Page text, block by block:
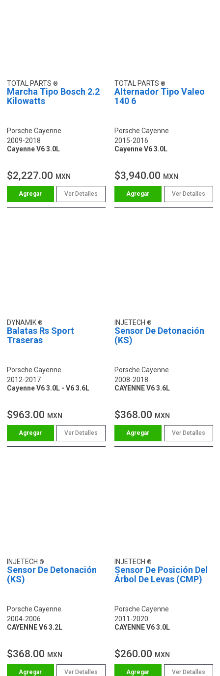
TOTAL PARTS
Marcha Tipo Bosch 2.2
Kilowatts
Porsche Cayenne
2009-2018
Cayenne V6 3.0L
$2,227.00 MXN
Ver Detalles
TOTAL PARTS
Alternador Tipo Valeo
140 6
Porsche Cayenne
2015-2016
Cayenne V6 3.0L
$3,940.00 MXN
Ver Detalles
DYNAMIK
Balatas Rs Sport
Traseras
Porsche Cayenne
2012-2017
Cayenne V6 3.0L - V6 3.6L
$963.00 MXN
Ver Detalles
INJETECH
Sensor De Detonación
(KS)
Porsche Cayenne
2008-2018
CAYENNE V6 3.6L
$368.00 MXN
Ver Detalles
INJETECH
Sensor De Detonación
(KS)
Porsche Cayenne
2004-2006
CAYENNE V6 3.2L
$368.00 MXN
Ver Detalles
INJETECH
Sensor De Posición Del
Árbol De Levas (CMP)
Porsche Cayenne
2011-2020
CAYENNE V6 3.0L
$260.00 MXN
Ver Detalles